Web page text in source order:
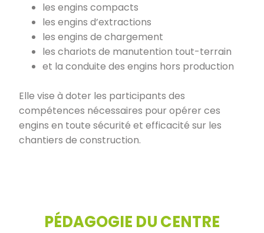
les engins compacts
les engins d’extractions
les engins de chargement
les chariots de manutention tout-terrain
et la conduite des engins hors production
Elle vise à doter les participants des
compétences nécessaires pour opérer ces
engins en toute sécurité et efficacité sur les
chantiers de construction.
PÉDAGOGIE DU CENTRE